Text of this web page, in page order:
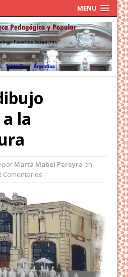
MENU
la
por Marta Mabel Pereyra en
Comentarios